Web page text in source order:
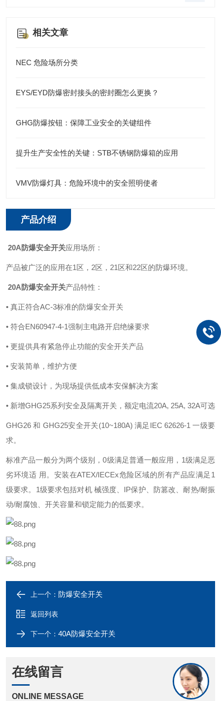
相关文章
NEC 危险场所分类
EYS/EYD防爆密封接头的密封圈怎么更换？
GHG防爆按钮：保障工业安全的关键组件
提升生产安全性的关键：STB不锈钢防爆箱的应用
VMV防爆灯具：危险环境中的安全照明使者
产品介绍
20A防爆安全开关应用场所：
产品被广泛的应用在1区，2区，21区和22区的防爆环境。
20A防爆安全开关产品特性：
• 真正符合AC-3标准的防爆安全开关
• 符合EN60947-4-1强制主电路开启绝缘要求
• 更提供具有紧急停止功能的安全开关产品
• 安装简单，维护方便
• 集成锁设计，为现场提供低成本安保解决方案
• 新增GHG25系列安全及隔离开关，额定电流20A, 25A, 32A可选
GHG26 和 GHG25安全开关(10~180A) 满足IEC 62626-1 一级要
求。
标准产品一般分为两个级别，0级满足普通一般应用，1级满足恶
劣环境适 用。安装在ATEX/IECEx危险区域的所有产品应满足1
级要求。1级要求包括对机 械强度、IP保护、防篡改、耐热/耐振
动/耐腐蚀、开关容量和锁定能力的低要求。
上一个： 防爆安全开关
返回列表
下一个： 40A防爆安全开关
在线留言
ONLINE MESSAGE